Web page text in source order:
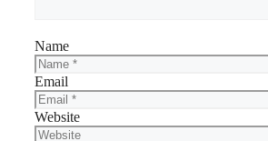
Name
Email
Website